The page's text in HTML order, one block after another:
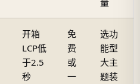
量
开箱
LCP低
于2.5
秒
免
费
或
一
选功
能型
大主
题装